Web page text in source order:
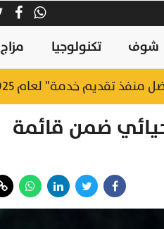
شوف تكنولوجيا مزاج
ضمن قائمة